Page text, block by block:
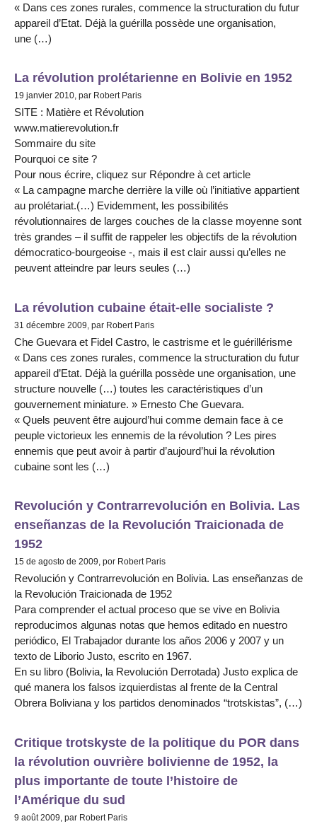
« Dans ces zones rurales, commence la structuration du futur
appareil d’Etat. Déjà la guérilla possède une organisation,
une (…)
La révolution prolétarienne en Bolivie en 1952
19 janvier 2010, par Robert Paris
SITE : Matière et Révolution
www.matierevolution.fr
Sommaire du site
Pourquoi ce site ?
Pour nous écrire, cliquez sur Répondre à cet article
« La campagne marche derrière la ville où l’initiative appartient
au prolétariat.(…) Evidemment, les possibilités
révolutionnaires de larges couches de la classe moyenne sont
très grandes – il suffit de rappeler les objectifs de la révolution
démocratico-bourgeoise -, mais il est clair aussi qu’elles ne
peuvent atteindre par leurs seules (…)
La révolution cubaine était-elle socialiste ?
31 décembre 2009, par Robert Paris
Che Guevara et Fidel Castro, le castrisme et le guérillérisme
« Dans ces zones rurales, commence la structuration du futur
appareil d’Etat. Déjà la guérilla possède une organisation, une
structure nouvelle (…) toutes les caractéristiques d’un
gouvernement miniature. » Ernesto Che Guevara.
« Quels peuvent être aujourd’hui comme demain face à ce
peuple victorieux les ennemis de la révolution ? Les pires
ennemis que peut avoir à partir d’aujourd’hui la révolution
cubaine sont les (…)
Revolución y Contrarrevolución en Bolivia. Las
enseñanzas de la Revolución Traicionada de
1952
15 de agosto de 2009, por Robert Paris
Revolución y Contrarrevolución en Bolivia. Las enseñanzas de
la Revolución Traicionada de 1952
Para comprender el actual proceso que se vive en Bolivia
reproducimos algunas notas que hemos editado en nuestro
periódico, El Trabajador durante los años 2006 y 2007 y un
texto de Liborio Justo, escrito en 1967.
En su libro (Bolivia, la Revolución Derrotada) Justo explica de
qué manera los falsos izquierdistas al frente de la Central
Obrera Boliviana y los partidos denominados “trotskistas”, (…)
Critique trotskyste de la politique du POR dans
la révolution ouvrière bolivienne de 1952, la
plus importante de toute l’histoire de
l’Amérique du sud
9 août 2009, par Robert Paris